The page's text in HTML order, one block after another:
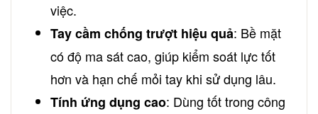
việc.
Tay cầm chống trượt hiệu quả: Bề mặt
có độ ma sát cao, giúp kiểm soát lực tốt
hơn và hạn chế mỏi tay khi sử dụng lâu.
Tính ứng dụng cao: Dùng tốt trong công